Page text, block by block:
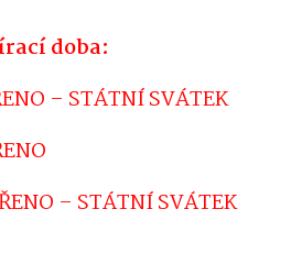
doba:
– STÁTNÍ SVÁTEK
– STÁTNÍ SVÁTEK